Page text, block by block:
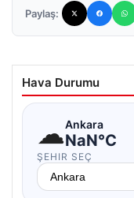
Paylaş:
Hava Durumu
☁Ankara
NaN°C
ŞEHIR SEÇ